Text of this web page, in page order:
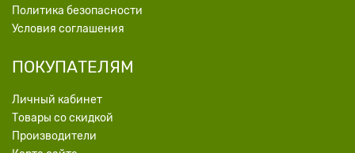
Политика безопасности
Условия соглашения
ПОКУПАТЕЛЯМ
Личный кабинет
Товары со скидкой
Производители